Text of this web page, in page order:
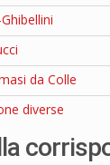
da Colle
diverse